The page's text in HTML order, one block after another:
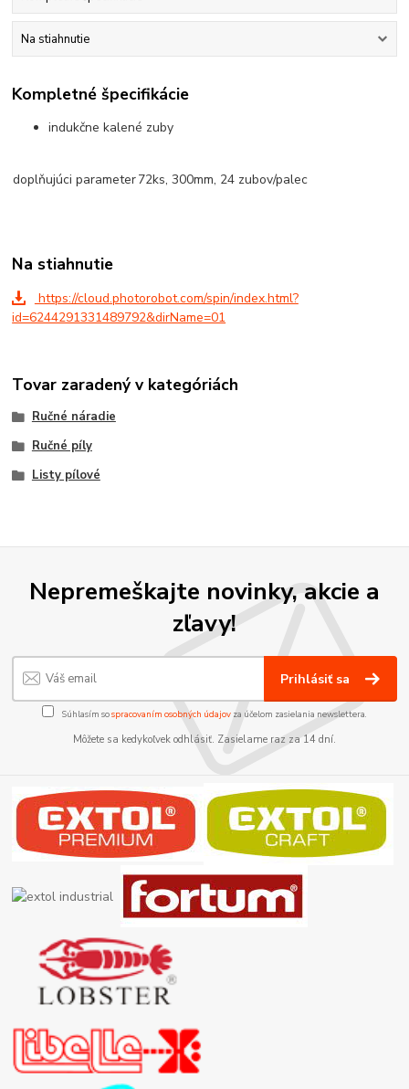
Na stiahnutie
Kompletné špecifikácie
indukčne kalené zuby
doplňujúci parameter72ks, 300mm, 24 zubov/palec
Na stiahnutie
https://cloud.photorobot.com/spin/index.html?
id=6244291331489792&dirName=01
Tovar zaradený v kategóriách
Ručné náradie
Ručné píly
Listy pílové
Nepremeškajte novinky, akcie a
zľavy!
Prihlásiť sa
Súhlasím sospracovaním osobných údajov za účelom zasielania newslettera.
Môžete sa kedykoľvek odhlásiť. Zasielame raz za 14 dní.